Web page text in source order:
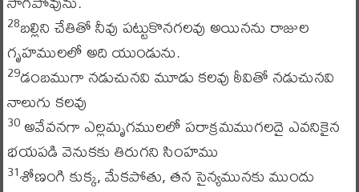
28బల్లిని చేతితో నీవు పట్టుకొనగలవు అయినను రాజుల
గృహములలో అది యుండును.
29డంబముగా నడుచునవి మూడు కలవు ఠీవితో నడుచునవి
నాలుగు కలవు
30అవేవనగా ఎల్లమృగములలో పరాక్రమముగలదై ఎవనికైన
భయపడి వెనుకకు తిరుగని సింహము
31శోణంగి కుక్క, మేకపోతు, తన సైన్యమునకు ముందు